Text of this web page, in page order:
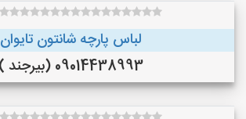
لباس پارچه شانتون تایوان
09014438993 (بیرجند )